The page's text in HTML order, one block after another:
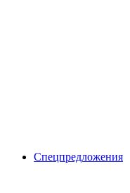
Спецпредложения